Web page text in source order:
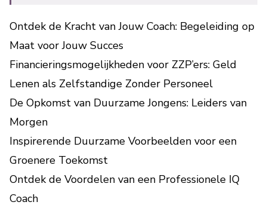
Ontdek de Kracht van Jouw Coach: Begeleiding op
Maat voor Jouw Succes
Financieringsmogelijkheden voor ZZP’ers: Geld
Lenen als Zelfstandige Zonder Personeel
De Opkomst van Duurzame Jongens: Leiders van
Morgen
Inspirerende Duurzame Voorbeelden voor een
Groenere Toekomst
Ontdek de Voordelen van een Professionele IQ
Coach